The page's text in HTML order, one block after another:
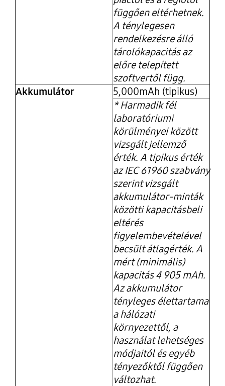
függően eltérhetnek.
A ténylegesen
rendelkezésre álló
tárolókapacitás az
előre telepített
szoftvertől függ.
Akkumulátor
5,000mAh (tipikus)
* Harmadik fél
laboratóriumi
körülményei között
vizsgált jellemző
érték. A tipikus érték
az IEC 61960 szabvány
szerint vizsgált
akkumulátor-minták
közötti kapacitásbeli
eltérés
figyelembevételével
becsült átlagérték. A
mért (minimális)
kapacitás 4 905 mAh.
Az akkumulátor
tényleges élettartama
a hálózati
környezettől, a
használat lehetséges
módjaitól és egyéb
tényezőktől függően
változhat.